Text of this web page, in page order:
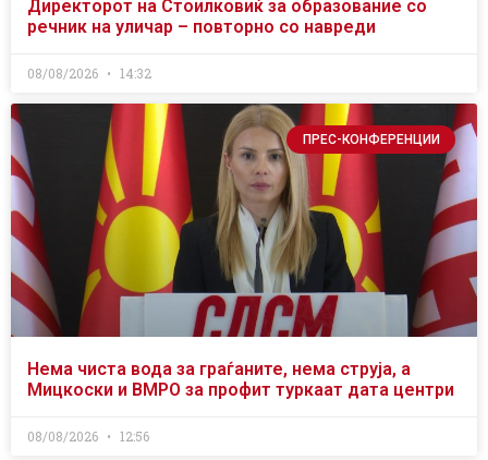
Директорот на Стоилковиќ за образование со
речник на уличар – повторно со навреди
08/08/2026 14:32
ПРЕС-КОНФЕРЕНЦИИ
Нема чиста вода за граѓаните, нема струја, а
Мицкоски и ВМРО за профит туркаат дата центри
08/08/2026 12:56